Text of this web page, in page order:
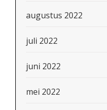
augustus 2022
juli 2022
juni 2022
mei 2022